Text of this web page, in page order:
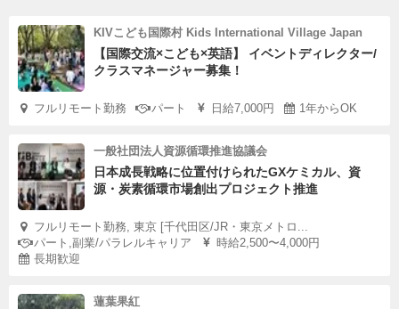
KIVこども国際村 Kids International Village Japan
【国際交流×こども×英語】 イベントディレクター/
クラスマネージャー募集！
フルリモート勤務 パート 日給7,000円 1年からOK
一般社団法人資源循環推進協議会
日本成長戦略に位置付けられたGXケミカル、資
源・炭素循環市場創出プロジェクト推進
フルリモート勤務, 東京 [千代田区/JR・東京メトロ...
パート,副業/パラレルキャリア
時給2,500〜4,000円
長期歓迎
蓮葉果紅